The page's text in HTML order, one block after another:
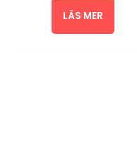
LÄS MER